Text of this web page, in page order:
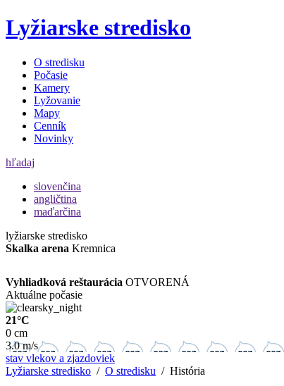
Lyžiarske stredisko
O stredisku
Počasie
Kamery
Lyžovanie
Mapy
Cenník
Novinky
hľadaj
slovenčina
angličtina
maďarčina
lyžiarske stredisko
Skalka arena Kremnica
Vyhliadková reštaurácia OTVORENÁ
Aktuálne počasie
21°C
0 cm
3.0 m/s
stav vlekov a zjazdoviek
Lyžiarske stredisko / O stredisku / História